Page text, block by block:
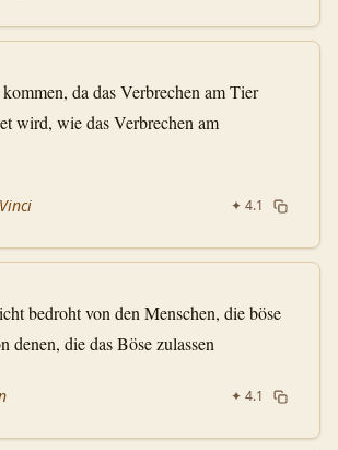
da das Verbrechen am Tier
wird, wie das Verbrechen am
✦ 4.1
bedroht von den Menschen, die böse
denen, die das Böse zulassen
✦ 4.1